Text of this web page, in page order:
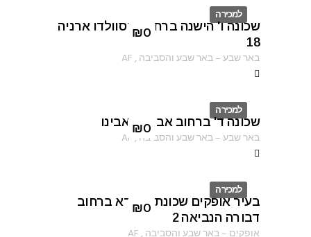
למכירה
ID
₪0
שכונה ו' הישנה ברחוב אוסוולדו ארניה
18
באר שבע–באר שבע והסביבה ,
AF
למכירה
ID
₪0
שכונה ד' ברחוב אברהם אבינו
באר שבע–באר שבע והסביבה ,
AF
למכירה
ID
₪0
בעיר אופקים שכונת שפירא ברחוב
דבורה הנביאה 2